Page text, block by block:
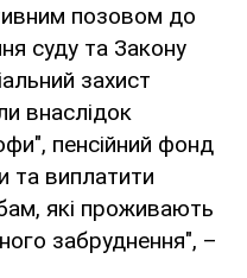
позовом до
суду та Закону
захист
внаслідок
пенсійний фонд
та виплатити
які проживають
забруднення", –